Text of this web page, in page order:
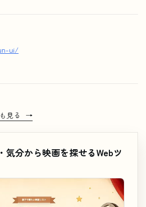
ui/
見る
気分から映画を探せるWebツ